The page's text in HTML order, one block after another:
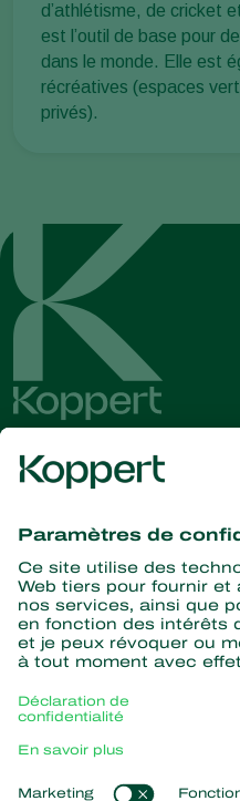
d’athlétisme, de cricket
est l’outil de base pour
dans le monde. Elle est
récréatives (espaces
privés).
nouvelles et
La nature pour partenaire
Acariens Prédateurs
Parasitoïdes
Nématodes
À propos de Koppert
Liens populaires